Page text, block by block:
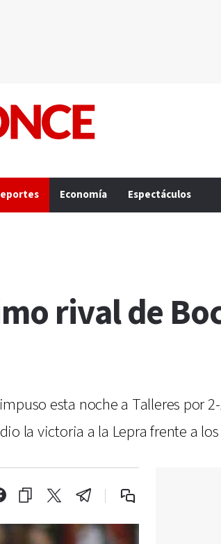
Economía Espectáculos
rival de
esta noche a Talleres por
la victoria a la Lepra frente a